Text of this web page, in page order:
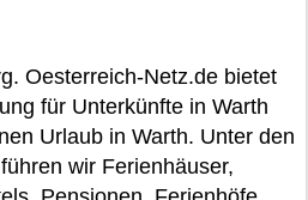
Oesterreich-Netz.de bietet
für Unterkünfte in Warth
Urlaub in Warth. Unter den
wir Ferienhäuser,